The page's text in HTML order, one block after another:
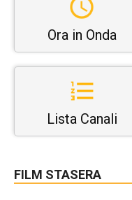
Ora in Onda
Lista Canali
FILM STASERA